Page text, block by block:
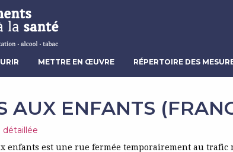
METTRE EN ŒUVRE RÉPERTOIRE DES
AUX ENFANTS
détaillée
enfants est une rue fermée temporairement au trafic